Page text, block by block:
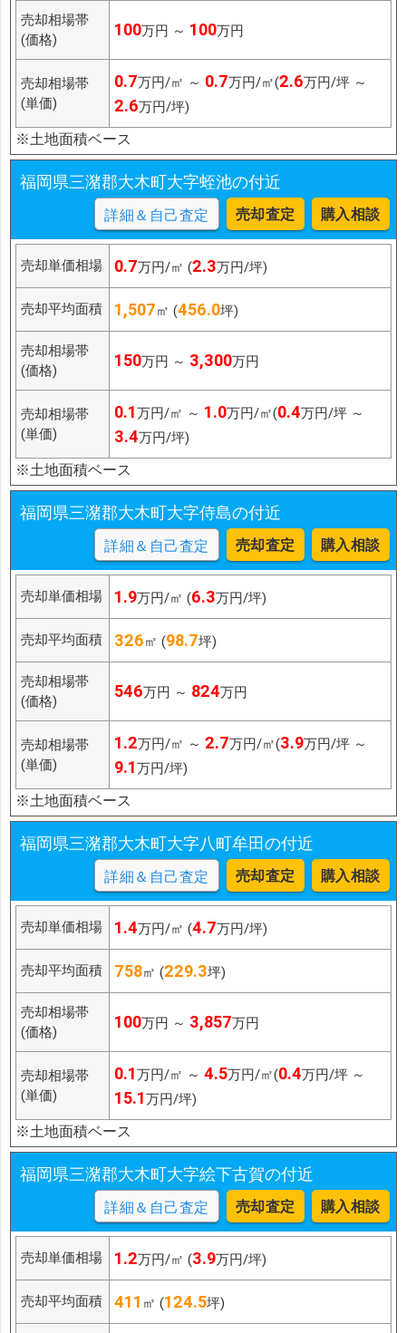
売却相場帯
(価格)
100万円 ～ 100万円
売却相場帯
(単価)
0.7万円/㎡ ～ 0.7万円/㎡(2.6万円/坪 ～
2.6万円/坪)
※土地面積ベース
福岡県三潴郡大木町大字蛭池の付近
詳細＆自己査定 売却査定 購入相談
売却単価相場 0.7万円/㎡ (2.3万円/坪)
売却平均面積 1,507㎡ (456.0坪)
売却相場帯
(価格)
150万円 ～ 3,300万円
売却相場帯
(単価)
0.1万円/㎡ ～ 1.0万円/㎡(0.4万円/坪 ～
3.4万円/坪)
※土地面積ベース
福岡県三潴郡大木町大字侍島の付近
詳細＆自己査定 売却査定 購入相談
売却単価相場 1.9万円/㎡ (6.3万円/坪)
売却平均面積 326㎡ (98.7坪)
売却相場帯
(価格)
546万円 ～ 824万円
売却相場帯
(単価)
1.2万円/㎡ ～ 2.7万円/㎡(3.9万円/坪 ～
9.1万円/坪)
※土地面積ベース
福岡県三潴郡大木町大字八町牟田の付近
詳細＆自己査定 売却査定 購入相談
売却単価相場 1.4万円/㎡ (4.7万円/坪)
売却平均面積 758㎡ (229.3坪)
売却相場帯
(価格)
100万円 ～ 3,857万円
売却相場帯
(単価)
0.1万円/㎡ ～ 4.5万円/㎡(0.4万円/坪 ～
15.1万円/坪)
※土地面積ベース
福岡県三潴郡大木町大字絵下古賀の付近
詳細＆自己査定 売却査定 購入相談
売却単価相場 1.2万円/㎡ (3.9万円/坪)
売却平均面積 411 ㎡ (124.5坪)